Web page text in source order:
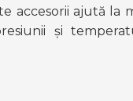
accesorii ajută la
și